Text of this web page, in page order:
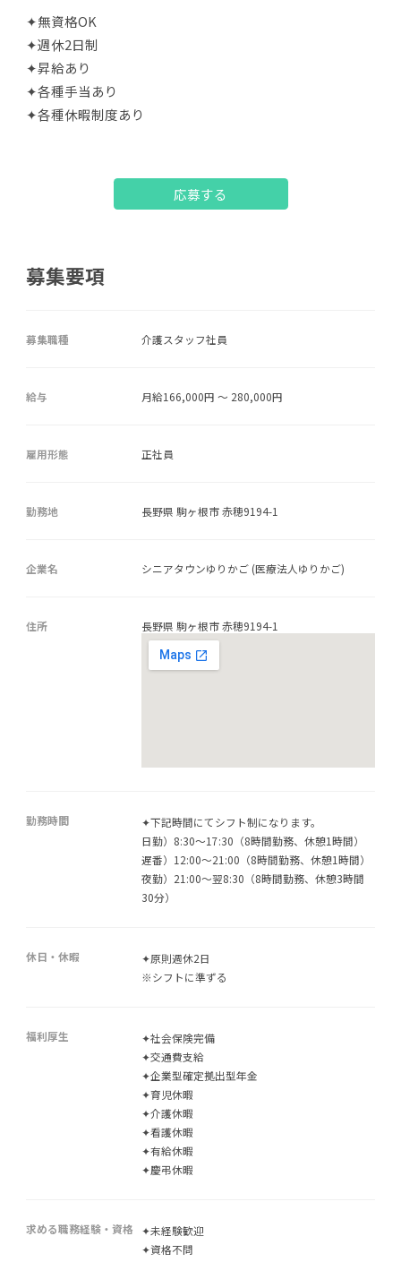
✦無資格OK
✦週休2日制
✦昇給あり
✦各種手当あり
✦各種休暇制度あり
応募する
募集要項
募集職種 介護スタッフ社員
給与 月給166,000円 ～ 280,000円
雇用形態 正社員
勤務地 長野県 駒ヶ根市 赤穂9194-1
企業名 シニアタウンゆりかご (医療法人ゆりかご)
住所 長野県 駒ヶ根市 赤穂9194-1
勤務時間
✦下記時間にてシフト制になります。
日勤）8:30～17:30（8時間勤務、休憩1時間）
遅番）12:00～21:00（8時間勤務、休憩1時間）
夜勤）21:00～翌8:30（8時間勤務、休憩3時間
30分）
休日・休暇
✦原則週休2日
※シフトに準ずる
福利厚生
✦社会保険完備
✦交通費支給
✦企業型確定拠出型年金
✦育児休暇
✦介護休暇
✦看護休暇
✦有給休暇
✦慶弔休暇
求める職務経験・資格
✦未経験歓迎
✦資格不問